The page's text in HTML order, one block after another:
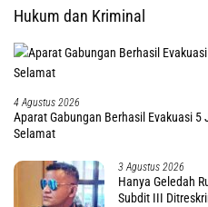
Hukum dan Kriminal
4 Agustus 2026
Aparat Gabungan Berhasil Evakuasi
Selamat
3 Agustus 2026
Hanya Geledah
Subdit III